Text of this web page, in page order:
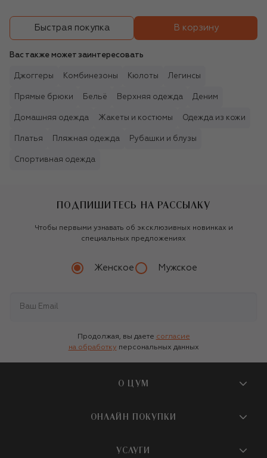
Быстрая покупка В корзину
Вас также может заинтересовать
Джоггеры Комбинезоны Кюлоты Легинсы
Прямые брюки Бельё Верхняя одежда Деним
Домашняя одежда Жакеты и костюмы Одежда из кожи
Платья Пляжная одежда Рубашки и блузы
Спортивная одежда
ПОДПИШИТЕСЬ НА РАССЫЛКУ
Чтобы первыми узнавать об эксклюзивных новинках и
специальных предложениях
Женское Мужское
Продолжая, вы даете согласие
на обработку персональных данных
О ЦУМ
О магазине
Бутики и ПВЗ ЦУМ
ОНЛАЙН ПОКУПКИ
УСЛУГИ